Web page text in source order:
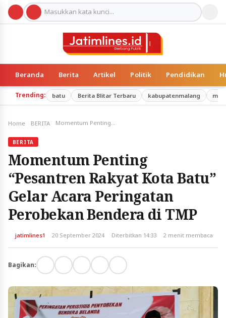
Beranda Berita Artikel Politik Pendidikan
Trending: batu Berita Blitar Terbaru kabupatenmalang
Home BERITA
BERITA
Momentum Penting
“Pesantren Rakyat Kota Batu”
Gelar Acara Peringatan
Perobekan Bendera di TMP
jatimlines1 20 September 2024 Diterbitkan 14:33 2 menit membaca
Bagikan: